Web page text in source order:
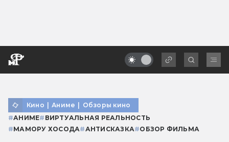
Кино | Аниме | Обзоры кино
#АНИМЕ# ВИРТУАЛЬНАЯ РЕАЛЬНОСТЬ
#МАМОРУ ХОСОДА#АНТИСКАЗКА#ОБЗОР ФИЛЬМА